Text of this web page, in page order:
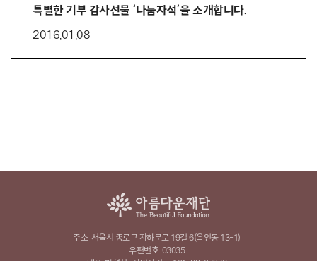
특별한 기부 감사선물 ‘나눔자석’을 소개합니다.
2016.01.08
주소 서울시 종로구 자하문로 19길 6(옥인동 13-1)
우편번호 03035